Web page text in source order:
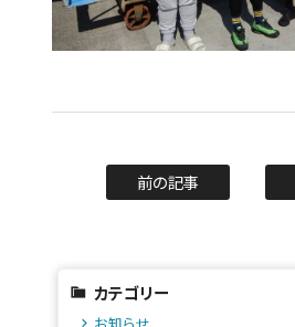
前の記事
カテゴリー